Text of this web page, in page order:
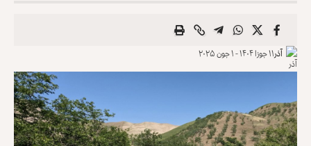
آذر۱۱ جوزا ۱۴۰۴ - ۱ جون ۲۰۲۵